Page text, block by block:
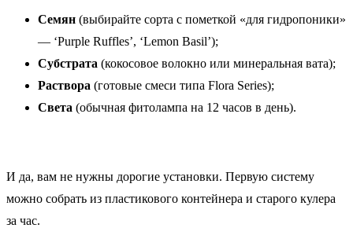
Семян (выбирайте сорта с пометкой «для гидропоники»
— ‘Purple Ruffles’, ‘Lemon Basil’);
Субстрата (кокосовое волокно или минеральная вата);
Раствора (готовые смеси типа Flora Series);
Света (обычная фитолампа на 12 часов в день).
И да, вам не нужны дорогие установки. Первую систему
можно собрать из пластикового контейнера и старого кулера
за час.